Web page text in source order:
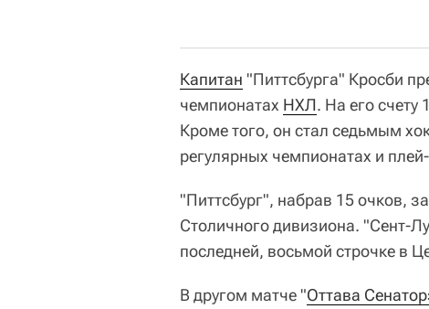
Капитан "Питтсбурга" Кросби
чемпионатах НХЛ. На его счету
Кроме того, он стал седьмым
регулярных чемпионатах и
"Питтсбург", набрав 15 очков,
Столичного дивизиона. "Сент-
последней, восьмой строчке в
В другом матче "Оттава